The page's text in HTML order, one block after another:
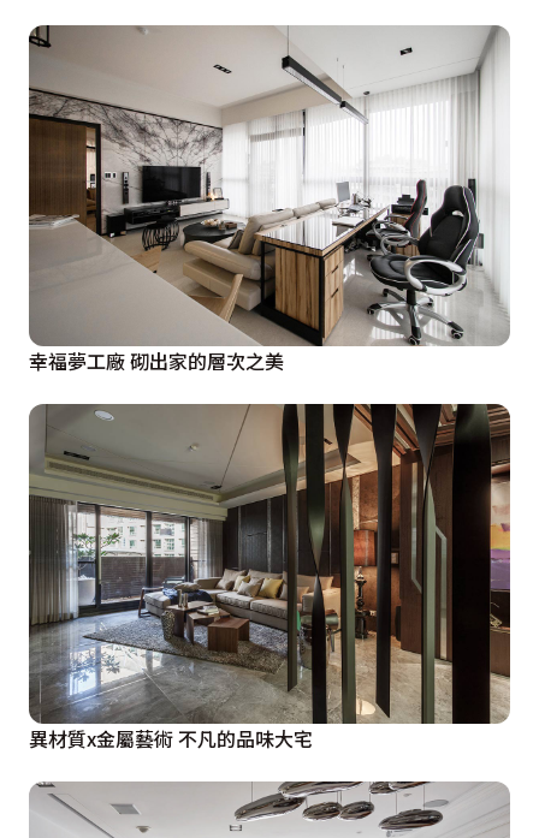
幸福夢工廠 砌出家的層次之美
異材質x金屬藝術 不凡的品味大宅